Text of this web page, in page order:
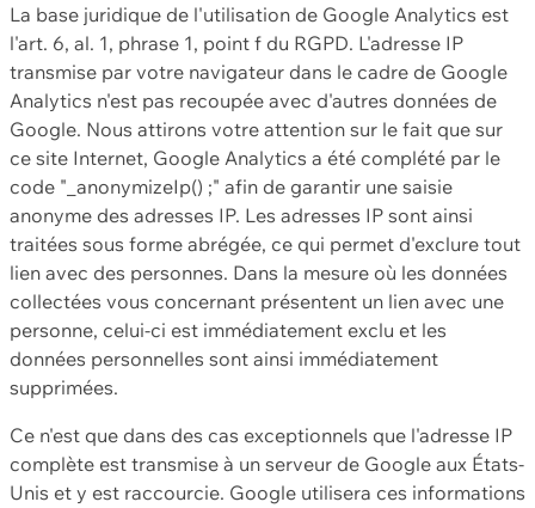
La base juridique de l'utilisation de Google Analytics est
l'art. 6, al. 1, phrase 1, point f du RGPD. L'adresse IP
transmise par votre navigateur dans le cadre de Google
Analytics n'est pas recoupée avec d'autres données de
Google. Nous attirons votre attention sur le fait que sur
ce site Internet, Google Analytics a été complété par le
code "_anonymizeIp() ;" afin de garantir une saisie
anonyme des adresses IP. Les adresses IP sont ainsi
traitées sous forme abrégée, ce qui permet d'exclure tout
lien avec des personnes. Dans la mesure où les données
collectées vous concernant présentent un lien avec une
personne, celui-ci est immédiatement exclu et les
données personnelles sont ainsi immédiatement
supprimées.
Ce n'est que dans des cas exceptionnels que l'adresse IP
complète est transmise à un serveur de Google aux États-
Unis et y est raccourcie. Google utilisera ces informations